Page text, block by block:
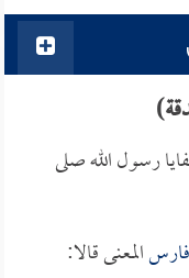
رسول الله صلى
المعنى قالا: